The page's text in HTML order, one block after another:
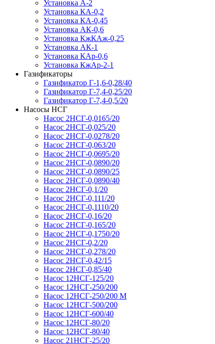
Установка А-2
Установка КА-0,2
Установка КА-0,45
Установка АК-0,6
Установка КжКАж-0,25
Установка АК-1
Установка КАр-0,6
Установка КжАр-2-1
Газификаторы
Газификатор Г-1,6-0,28/40
Газификатор Г-7,4-0,25/20
Газификатор Г-7,4-0,5/20
Насосы НСГ
Насос 2НСГ-0,0165/20
Насос 2НСГ-0,025/20
Насос 2НСГ-0,0278/20
Насос 2НСГ-0,063/20
Насос 2НСГ-0,0695/20
Насос 2НСГ-0,0890/20
Насос 2НСГ-0,0890/25
Насос 2НСГ-0,0890/40
Насос 2НСГ-0,1/20
Насос 2НСГ-0,111/20
Насос 2НСГ-0,1110/20
Насос 2НСГ-0,16/20
Насос 2НСГ-0,165/20
Насос 2НСГ-0,1750/20
Насос 2НСГ-0,2/20
Насос 2НСГ-0,278/20
Насос 2НСГ-0,42/15
Насос 2НСГ-0,85/40
Насос 12НСГ-125/20
Насос 12НСГ-250/200
Насос 12НСГ-250/200 М
Насос 12НСГ-500/200
Насос 12НСГ-600/40
Насос 12НСГ-80/20
Насос 12НСГ-80/40
Насос 21НСГ-25/20